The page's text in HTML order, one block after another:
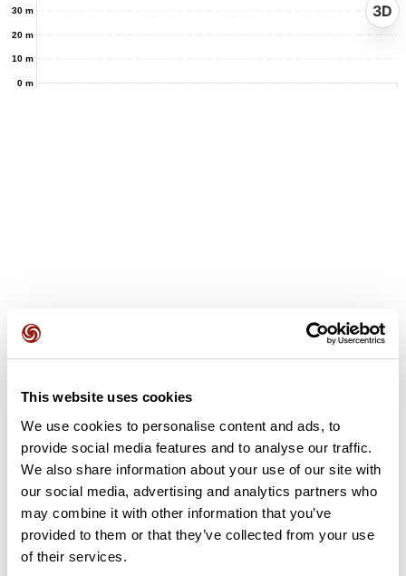
This website uses cookies
We use cookies to personalise content and ads, to
provide social media features and to analyse our traffic.
We also share information about your use of our site with
our social media, advertising and analytics partners who
may combine it with other information that you’ve
provided to them or that they’ve collected from your use
of their services.
0 m
10 m
20 m
30 m 3D
Soyez le premier à ajouter un avis !
Ajouter un avis